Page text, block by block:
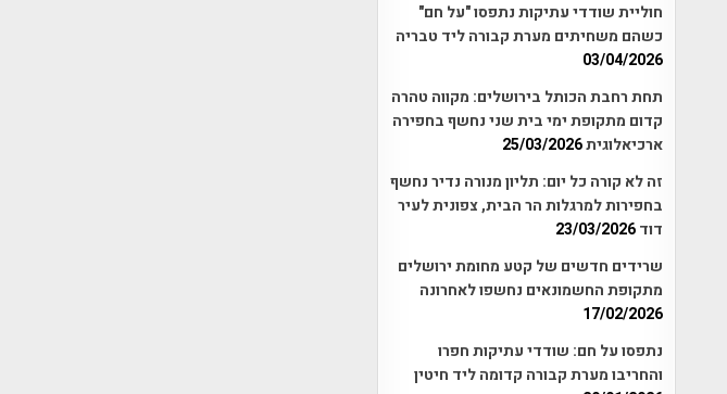
חוליית שודדי עתיקות נתפסו "על חם"
כשהם משחיתים מערת קבורה ליד טבריה
03/04/2026
תחת רחבת הכותל בירושלים: מקווה טהרה
קדום מתקופת ימי בית שני נחשף בחפירה
ארכיאלוגית25/03/2026
זה לא קורה כל יום: תליון מנורה נדיר נחשף
בחפירות למרגלות הר הבית, צפונית לעיר
דוד23/03/2026
שרידים חדשים של קטע מחומת ירושלים
מתקופת החשמונאים נחשפו לאחרונה
17/02/2026
נתפסו על חם: שודדי עתיקות חפרו
והחריבו מערת קבורה קדומה ליד חיטין